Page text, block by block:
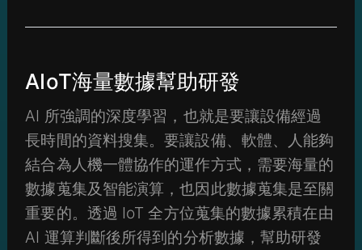
AIoT海量數據幫助研發
AI 所強調的深度學習，也就是要讓設備經過
長時間的資料搜集。要讓設備、軟體、人能夠
結合為人機一體協作的運作方式，需要海量的
數據蒐集及智能演算，也因此數據蒐集是至關
重要的。透過 IoT 全方位蒐集的數據累積在由
AI 運算判斷後所得到的分析數據，幫助研發